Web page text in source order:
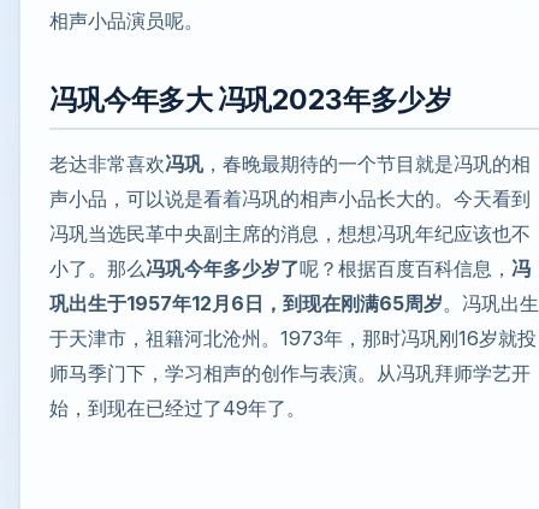
相声小品演员呢。
冯巩今年多大 冯巩2023年多少岁
老达非常喜欢冯巩 ，春晚最期待的一个节目就是冯巩的相
声小品，可以说是看着冯巩的相声小品长大的。今天看到
冯巩当选民革中央副主席的消息，想想冯巩年纪应该也不
小了。那么冯巩今年多少岁了呢？根据百度百科信息， 冯
巩出生于1957年12月6日，到现在刚满65周岁。冯巩出生
于天津市，祖籍河北沧州。1973年，那时冯巩刚16岁就投
师马季门下，学习相声的创作与表演。从冯巩拜师学艺开
始，到现在已经过了49年了。